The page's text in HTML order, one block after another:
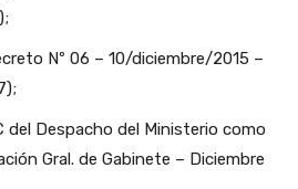
Nº 06 – 10/diciembre/2015 –
del Despacho del Ministerio como
Gral. de Gabinete – Diciembre